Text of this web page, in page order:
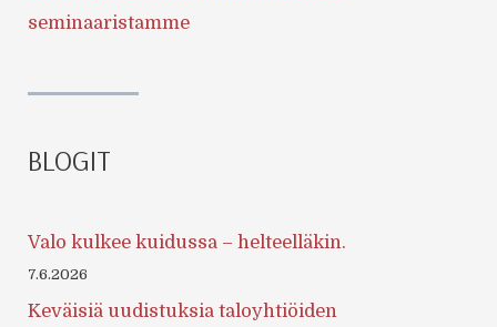
seminaaristamme
BLOGIT
Valo kulkee kuidussa – helteelläkin.
7.6.2026
Keväisiä uudistuksia taloyhtiöiden